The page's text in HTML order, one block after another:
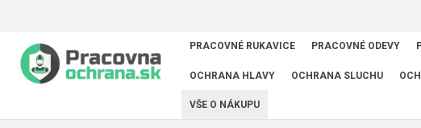
PRACOVNÉ RUKAVICE PRACOVNÉ ODEVY
OCHRANA HLAVY OCHRANA SLUCHU
VŠE O NÁKUPU